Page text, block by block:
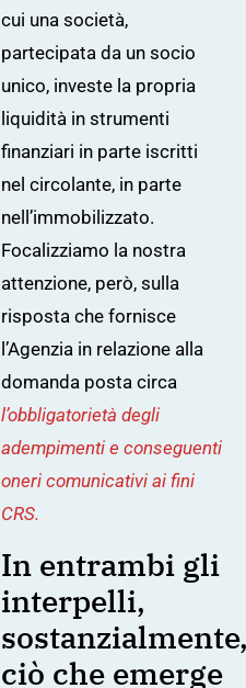
cui una società,
partecipata da un socio
unico, investe la propria
liquidità in strumenti
finanziari in parte iscritti
nel circolante, in parte
nell’immobilizzato.
Focalizziamo la nostra
attenzione, però, sulla
risposta che fornisce
l’Agenzia in relazione alla
domanda posta circa
l’obbligatorietà degli
adempimenti e conseguenti
oneri comunicativi ai fini
CRS.
In entrambi gli
interpelli,
ciò che emerge